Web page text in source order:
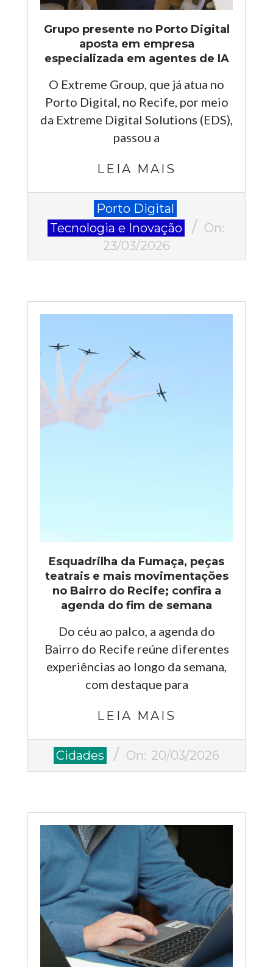
Grupo presente no Porto Digital
aposta em empresa
especializada em agentes de IA
O Extreme Group, que já atua no
Porto Digital, no Recife, por meio
da Extreme Digital Solutions (EDS),
passou a
LEIA MAIS
Porto Digital
Tecnologia e Inovação
On:
23/03/2026
Esquadrilha da Fumaça, peças
teatrais e mais movimentações
no Bairro do Recife; confira a
agenda do fim de semana
Do céu ao palco, a agenda do
Bairro do Recife reúne diferentes
experiências ao longo da semana,
com destaque para
LEIA MAIS
2026-
Cidades On: 20/03/2026